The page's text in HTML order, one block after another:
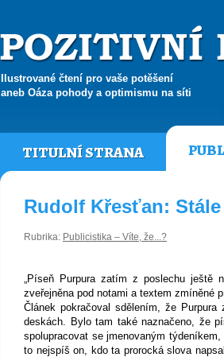
Ilustrované čtení pro vaše potěšení
aneb Oáza pohody a optimismu na síti
TITULNÍ STRANA
Rudolf Křesťan:
Rubrika: Publicistika – Víte, že...?
„Píseň Purpura zatím z poslechu ještě
zveřejněna pod notami a textem zmíněné
Článek pokračoval sdělením, že
deskách. Bylo tam také naznačeno, že
spolupracovat se jmenovaným
to nejspíš on, kdo ta prorocká slova